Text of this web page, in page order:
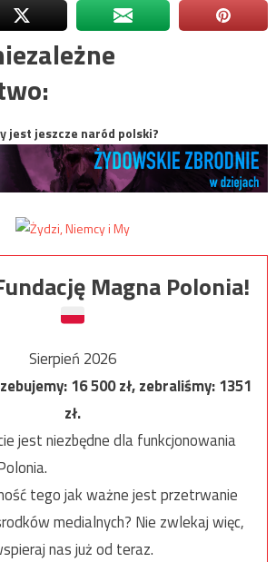
jest jeszcze naród polski?
Magna Polonia!
Sierpień 2026
16 500zł, zebraliśmy:1351
zł.
jest niezbędne dla funkcjonowania
tego jak ważne jest przetrwanie
medialnych? Nie zwlekaj więc,
nas już od teraz.